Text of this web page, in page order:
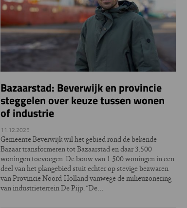
Bazaarstad: Beverwijk en provincie
steggelen over keuze tussen wonen
of industrie
11.12.2025
Gemeente Beverwijk wil het gebied rond de bekende
Bazaar transformeren tot Bazaarstad en daar 3.500
woningen toevoegen. De bouw van 1.500 woningen in een
deel van het plangebied stuit echter op stevige bezwaren
van Provincie Noord-Holland vanwege de milieuzonering
van industrieterrein De Pijp. “De…